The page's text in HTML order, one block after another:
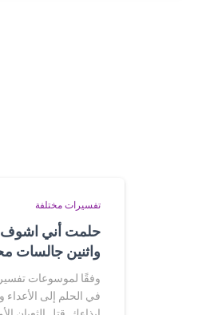
تفسيرات مختلفة
حلمت أني اشوف
واثنين جالسات
وفقًا لموسوعات تفسير
في الحلم إلى الأعداء